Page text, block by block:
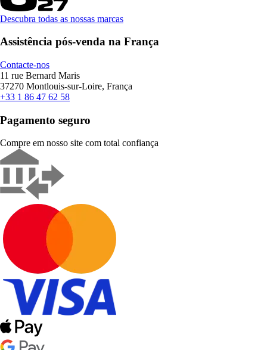
Descubra todas as nossas marcas
Assistência pós-venda na França
Contacte-nos
11 rue Bernard Maris
37270 Montlouis-sur-Loire, França
+33 1 86 47 62 58
Pagamento seguro
Compre em nosso site com total confiança